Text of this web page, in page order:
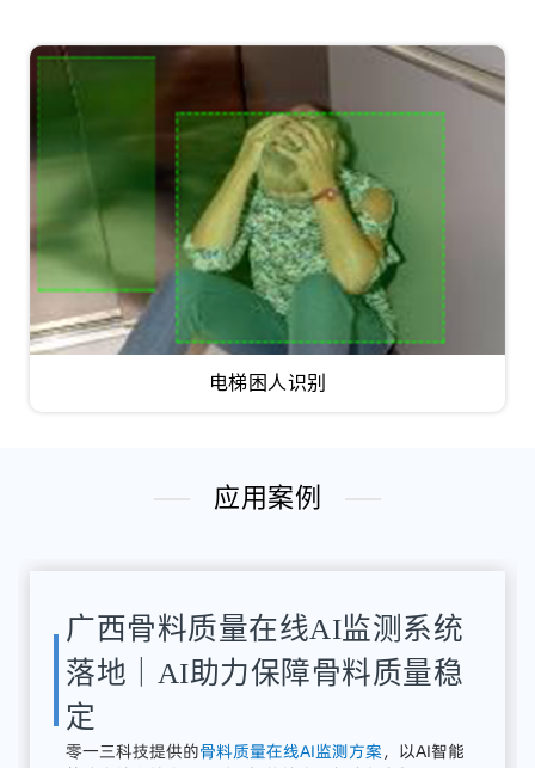
电梯困人识别
应用案例
湖南骨料检测系统应用案例｜
AI骨料粒径识别与质量在线监
测方案